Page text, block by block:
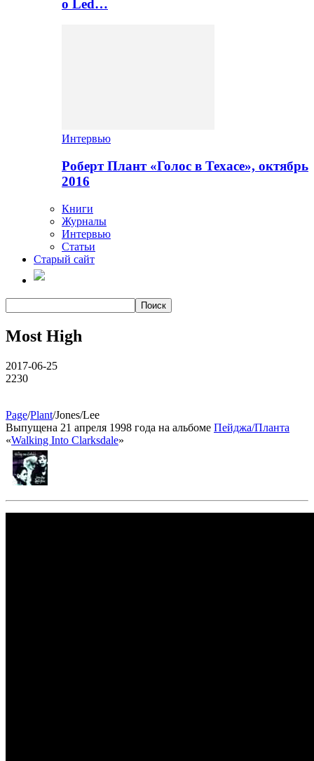
о Led…
Интервью
Роберт Плант «Голос в Техасе», октябрь
2016
Книги
Журналы
Интервью
Статьи
Старый сайт
Most High
2017-06-25
2230
Page/Plant/Jones/Lee
Выпущена 21 апреля 1998 года на альбоме Пейджа/Планта
«Walking Into Clarksdale»